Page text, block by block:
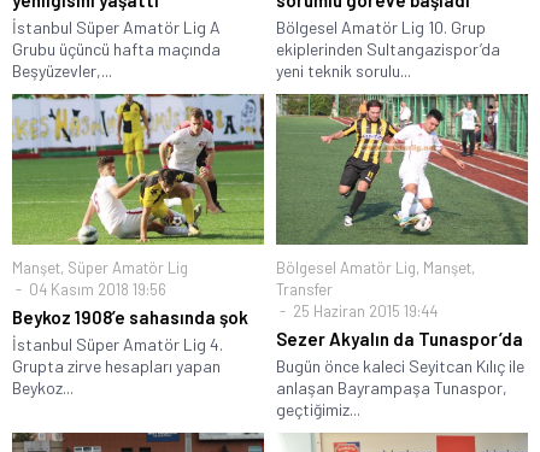
İstanbul Süper Amatör Lig A
Grubu üçüncü hafta maçında
Beşyüzevler,...
Bölgesel Amatör Lig 10. Grup
ekiplerinden Sultangazispor’da
yeni teknik sorulu...
Manşet, Süper Amatör Lig
04 Kasım 2018 19:56
Beykoz 1908’e sahasında şok
İstanbul Süper Amatör Lig 4.
Grupta zirve hesapları yapan
Beykoz...
Bölgesel Amatör Lig, Manşet,
Transfer
25 Haziran 2015 19:44
Sezer Akyalın da Tunaspor’da
Bugün önce kaleci Seyitcan Kılıç ile
anlaşan Bayrampaşa Tunaspor,
geçtiğimiz...